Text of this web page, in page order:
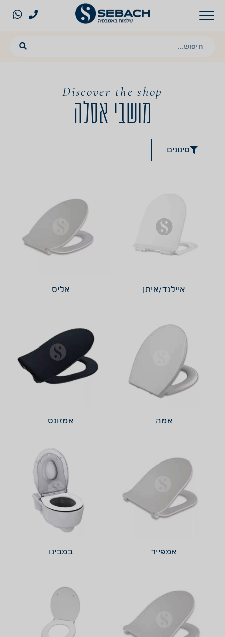
Discover the shop
מושבי אסלה
סינונים
איילנד/איתן אליס
אמה אמזונס
אמפייר במבינו